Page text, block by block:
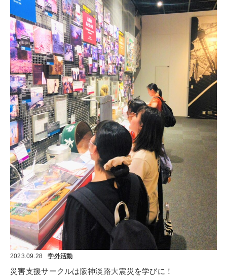
2023.09.28 学外活動
災害支援サークルは阪神淡路大震災を学びに！